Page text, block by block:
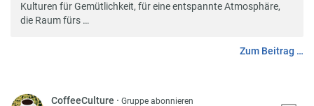
Kulturen für Gemütlichkeit, für eine entspannte Atmosphäre,
die Raum fürs …
Zum Beitrag …
CoffeeCulture ·Gruppe abonnieren